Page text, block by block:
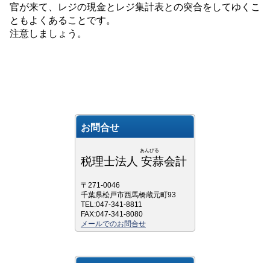
官が来て、レジの現金とレジ集計表との突合をしてゆくこ
ともよくあることです。
注意しましょう。
お問合せ
あんびる
税理士法人 安蒜会計
〒271-0046
千葉県松戸市西馬橋蔵元町93
TEL:047-341-8811
FAX:047-341-8080
メールでのお問合せ